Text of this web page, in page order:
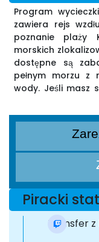
Program
zawiera rejs
poznanie plaży
morskich
dostępne są
pełnym morzu z
wody. Jeśli masz
Piracki
Transfer